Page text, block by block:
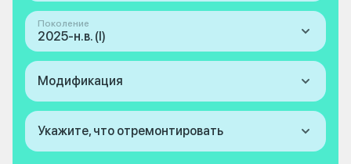
Поколение
2025-н.в. (I)
Модификация
Укажите, что отремонтировать